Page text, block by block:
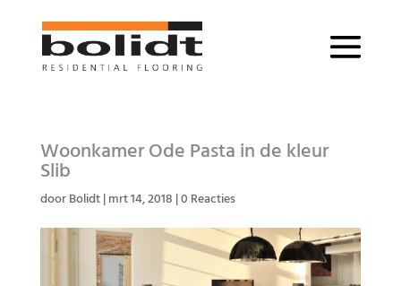
Woonkamer Ode Pasta in de kleur
Slib
doorBolidt|mrt 14, 2018 |0 Reacties